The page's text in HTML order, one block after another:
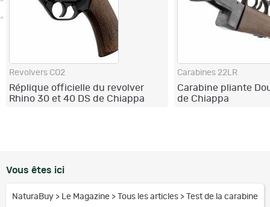
Revolvers CO2
Réplique officielle du revolver
Rhino 30 et 40 DS de Chiappa
Carabines 22LR
Carabine pliante
de Chiappa
Vous êtes ici
NaturaBuy > Le Magazine > Tous les articles >
Test de la carabine